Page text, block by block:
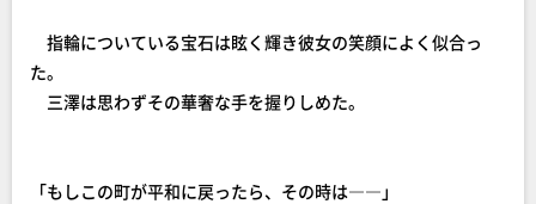
指輪についている宝石は眩く輝き彼女の笑顔によく似合っ
た。
三澤は思わずその華奢な手を握りしめた。
「もしこの町が平和に戻ったら、その時は――」